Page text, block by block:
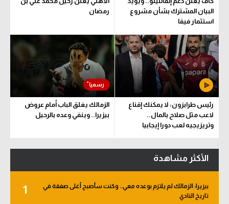
البيان المشترك بشأن مشروع
استثمار فيفا
رمضان
رئيس طرابزون: لا يمكنك إقناع
لاعب مثل صلاح بالمال..
وتريزيجيه لعب دورا إيجابيا
الزمالك يغلق الباب أمام عروض
بيزيرا.. وينفي وعده بالرحيل
الأكثر مشاهدة
1
بيزيرا: الزمالك لم يلتزم بوعده معي.. وكنت سأصبح أغلى صفقة في
تاريخ النادي